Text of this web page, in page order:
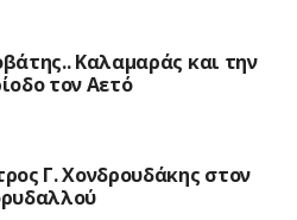
Καλαμαράς και την
τον Αετό
Γ. Χονδρουδάκης στον